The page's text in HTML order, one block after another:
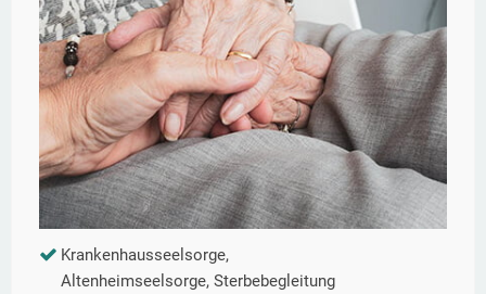
Krankenhausseelsorge,
Altenheimseelsorge, Sterbebegleitung